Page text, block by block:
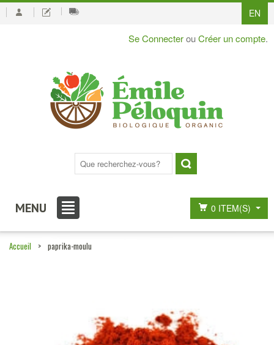
EN
Se ConnecterouCréer un compte.
MENU 0 ITEM(S)
Accueil > paprika-moulu